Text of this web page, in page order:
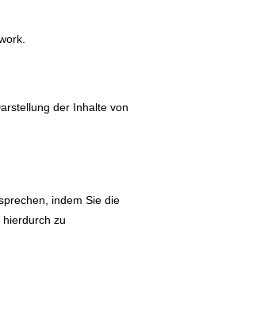
der Inhalte von
indem Sie die
zu